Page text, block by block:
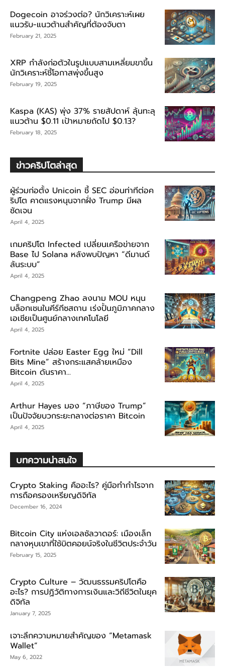
Dogecoin อาจร่วงต่อ? นักวิเคราะห์เผย
แนวรับ-แนวต้านสำคัญที่ต้องจับตา
February 21, 2025
XRP กำลังก่อตัวในรูปแบบสามเหลี่ยมขาขึ้น
นักวิเคราะห์ชี้โอกาสพุ่งขึ้นสูง
February 19, 2025
Kaspa (KAS) พุ่ง 37% รายสัปดาห์ ลุ้นทะลุ
แนวต้าน $0.11 เป้าหมายถัดไป $0.13?
February 18, 2025
ข่าวคริปโตล่าสุด
ผู้ร่วมก่อตั้ง Unicoin ชี้ SEC อ่อนท่าทีต่อค
ริปโต คาดแรงหนุนจากฝั่ง Trump มีผล
ชัดเจน
April 4, 2025
เกมคริปโต Infected เปลี่ยนเครือข่ายจาก
Base ไป Solana หลังพบปัญหา “ดีมานด์
ล้นระบบ”
April 4, 2025
Changpeng Zhao ลงนาม MOU หนุน
บล็อกเชนในคีร์กีซสถาน เร่งปั้นภูมิภาคกลาง
เอเชียเป็นศูนย์กลางเทคโนโลยี
April 4, 2025
Fortnite ปล่อย Easter Egg ใหม่ “Dill
Bits Mine” สร้างกระแสคล้ายเหมือง
Bitcoin ดันราคา...
April 4, 2025
Arthur Hayes มอง “ภาษีของ Trump”
เป็นปัจจัยบวกระยะกลางต่อราคา Bitcoin
April 4, 2025
บทความน่าสนใจ
Crypto Staking คืออะไร? คู่มือทำกำไรจาก
การถือครองเหรียญดิจิทัล
December 16, 2024
Bitcoin City แห่งเอลซัลวาดอร์: เมืองเล็ก
กลางหุบเขาที่ใช้บิตคอยน์จริงในชีวิตประจำวัน
February 15, 2025
Crypto Culture – วัฒนธรรมคริปโตคือ
อะไร? การปฏิวัติทางการเงินและวิถีชีวิตในยุค
ดิจิทัล
January 7, 2025
เจาะลึกความหมายสำคัญของ “Metamask
Wallet”
May 6, 2022